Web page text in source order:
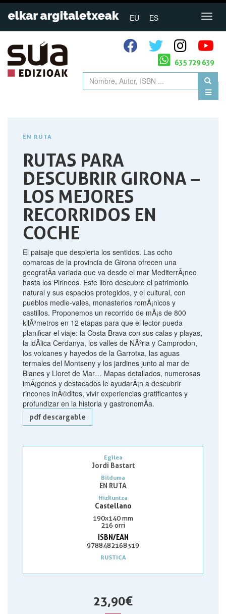
EU ES
635 729 639
EN RUTA
RUTAS PARA
DESCUBRIR GIRONA –
LOS MEJORES
RECORRIDOS EN
COCHE
El paisaje que despierta los sentidos. Las ocho
comarcas de la provincia de Girona ofrecen una
geografÃ­a variada que va desde el mar MediterrÃ¡neo
hasta los Pirineos. Este libro descubre el patrimonio
natural y sus espacios protegidos, y el cultural, con
pueblos medie-vales, monasterios romÃ¡nicos y
castillos. Proponemos un recorrido de mÃ¡s de 800
kilÃ³metros en 12 etapas para que el lector pueda
planificar el viaje: la Costa Brava con sus calas y playas,
la idÃ­lica Cerdanya, los valles de NÃºria y Camprodon,
los volcanes y hayedos de la Garrotxa, las aguas
termales del Montseny y los jardines junto al mar de
Blanes y Lloret de Mar… Mapas detallados, numerosas
imÃ¡genes y destacados le ayudarÃ¡n a descubrir
rincones inÃ©ditos, vivir experiencias gratificantes y
profundizar en la historia y gastronomÃ­a.
pdf descargable
Egilea
Jordi Bastart
Bilduma
EN RUTA
Hizkuntza
Castellano
190x140 mm
216 orri
ISBN/EAN
9788482168319
RUSTICA
23,90 €